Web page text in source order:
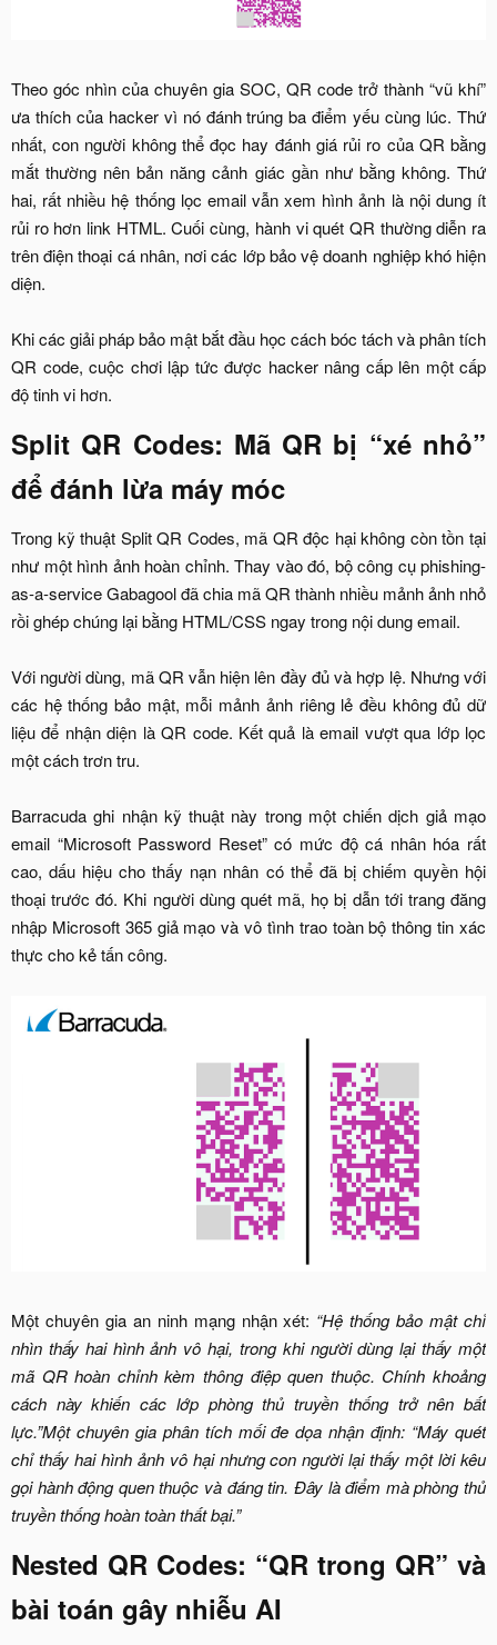
Theo góc nhìn của chuyên gia SOC, QR code trở thành “vũ khí”
ưa thích của hacker vì nó đánh trúng ba điểm yếu cùng lúc. Thứ
nhất, con người không thể đọc hay đánh giá rủi ro của QR bằng
mắt thường nên bản năng cảnh giác gần như bằng không. Thứ
hai, rất nhiều hệ thống lọc email vẫn xem hình ảnh là nội dung ít
rủi ro hơn link HTML. Cuối cùng, hành vi quét QR thường diễn ra
trên điện thoại cá nhân, nơi các lớp bảo vệ doanh nghiệp khó hiện
diện.
Khi các giải pháp bảo mật bắt đầu học cách bóc tách và phân tích
QR code, cuộc chơi lập tức được hacker nâng cấp lên một cấp
độ tinh vi hơn.​
Split QR Codes: Mã QR bị “xé nhỏ”
để đánh lừa máy móc​
Trong kỹ thuật Split QR Codes, mã QR độc hại không còn tồn tại
như một hình ảnh hoàn chỉnh. Thay vào đó, bộ công cụ phishing-
as-a-service Gabagool đã chia mã QR thành nhiều mảnh ảnh nhỏ
rồi ghép chúng lại bằng HTML/CSS ngay trong nội dung email.
Với người dùng, mã QR vẫn hiện lên đầy đủ và hợp lệ. Nhưng với
các hệ thống bảo mật, mỗi mảnh ảnh riêng lẻ đều không đủ dữ
liệu để nhận diện là QR code. Kết quả là email vượt qua lớp lọc
một cách trơn tru.
Barracuda ghi nhận kỹ thuật này trong một chiến dịch giả mạo
email “Microsoft Password Reset” có mức độ cá nhân hóa rất
cao, dấu hiệu cho thấy nạn nhân có thể đã bị chiếm quyền hội
thoại trước đó. Khi người dùng quét mã, họ bị dẫn tới trang đăng
nhập Microsoft 365 giả mạo và vô tình trao toàn bộ thông tin xác
thực cho kẻ tấn công.
Một chuyên gia an ninh mạng nhận xét: “Hệ thống bảo mật chỉ
nhìn thấy hai hình ảnh vô hại, trong khi người dùng lại thấy một
mã QR hoàn chỉnh kèm thông điệp quen thuộc. Chính khoảng
cách này khiến các lớp phòng thủ truyền thống trở nên bất
lực.”Một chuyên gia phân tích mối đe dọa nhận định: “Máy quét
chỉ thấy hai hình ảnh vô hại nhưng con người lại thấy một lời kêu
gọi hành động quen thuộc và đáng tin. Đây là điểm mà phòng thủ
truyền thống hoàn toàn thất bại.”
Nested QR Codes: “QR trong QR” và
bài toán gây nhiễu AI​